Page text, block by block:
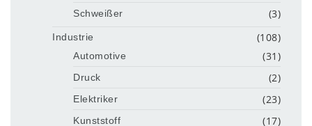
Schweißer (3)
Industrie (108)
Automotive (31)
Druck (2)
Elektriker (23)
Kunststoff (17)